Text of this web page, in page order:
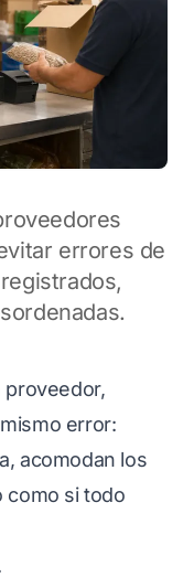
errores de
proveedor,
error:
acomodan los
como si todo